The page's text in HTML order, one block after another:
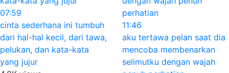
07:59
cinta sederhana ini tumbuh
dari hal-hal kecil, dari tawa,
pelukan, dan kata-kata
yang jujur
11:46
aku tertawa pelan saat dia
mencoba membenarkan
selimutku dengan wajah